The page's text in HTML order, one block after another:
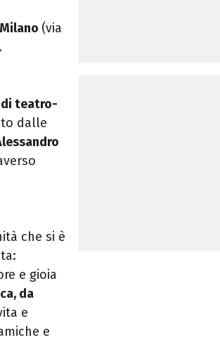
Milano (via
.
di teatro-
dalle
che si è
e gioia
da
e
e